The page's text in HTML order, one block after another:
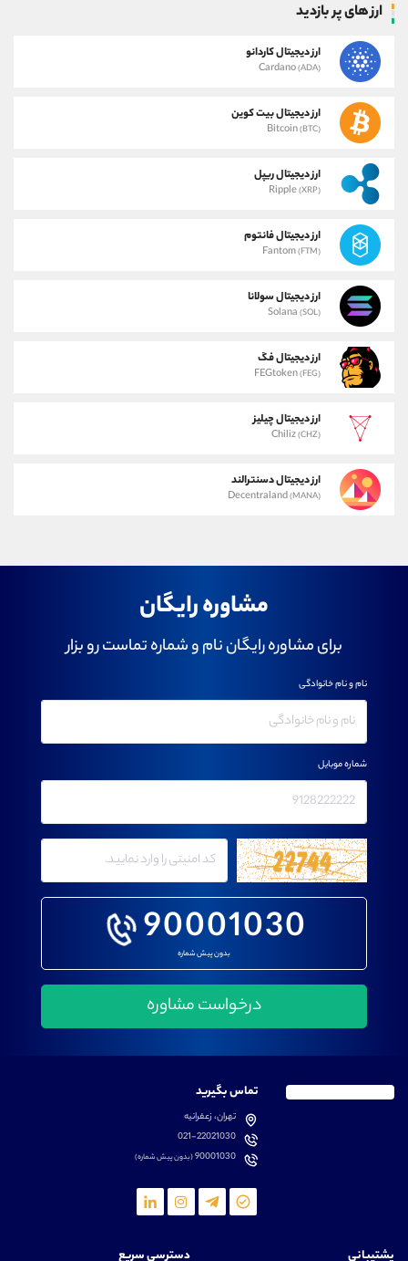
ارز های پر بازدید
ارز دیجیتال کاردانو
Cardano(ADA)
ارز دیجیتال بیت کوین
Bitcoin(BTC)
ارز دیجیتال ریپل
Ripple(XRP)
ارز دیجیتال فانتوم
Fantom(FTM)
ارز دیجیتال سولانا
Solana (SOL)
ارز دیجیتال فگ
FEGtoken(FEG)
ارز دیجیتال چیلیز
Chiliz(CHZ)
ارز دیجیتال دسنترالند
Decentraland(MANA)
مشاوره رایگان
برای مشاوره رایگان نام و شماره تماست رو بزار
90001030
بدون پیش شماره
نام و نام خانوادگی
شماره موبایل
تماس بگیرید
تهران، زعفرانیه
021-22021030
90001030(بدون پیش شماره)
پشتیبانی دسترسی سریع